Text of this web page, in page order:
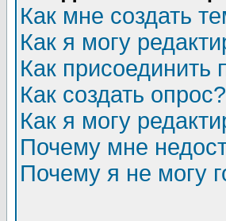
Как мне создать
Как я могу
Как
Как создать опрос?
Как я могу
Почему мне
Почему я не могу